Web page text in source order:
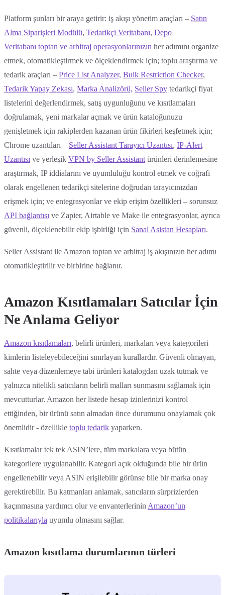
Platform şunları bir araya getirir: iş akışı yönetim araçları – Satın
Alma Siparişleri Modülü, Tedarikçi Veritabanı, Depo
Veritabanı toptan ve arbitraj operasyonlarınızın her adımını organize
etmek, otomatikleştirmek ve ölçeklendirmek için; toplu araştırma ve
tedarik araçları – Price List Analyzer, Bulk Restriction Checker,
Tedarik Yapay Zekası, Marka Analizörü, Seller Spy tedarikçi fiyat
listelerini değerlendirmek, satış uygunluğunu ve kısıtlamaları
doğrulamak, yeni markalar açmak ve ürün kataloğunuzu
genişletmek için rakiplerden kazanan ürün fikirleri keşfetmek için;
Chrome uzantıları – Seller Assistant Tarayıcı Uzantısı, IP-Alert
Uzantısı ve yerleşik VPN by Seller Assistant ürünleri derinlemesine
araştırmak, IP iddialarını ve uyumluluğu kontrol etmek ve coğrafi
olarak engellenen tedarikçi sitelerine doğrudan tarayıcınızdan
erişmek için; ve entegrasyonlar ve ekip erişim özellikleri – sorunsuz
API bağlantısı ve Zapier, Airtable ve Make ile entegrasyonlar, ayrıca
güvenli, ölçeklenebilir ekip işbirliği için Sanal Asistan Hesapları.
Seller Assistant ile Amazon toptan ve arbitraj iş akışınızın her adımı
otomatikleştirilir ve birbirine bağlanır.
Amazon Kısıtlamaları Satıcılar İçin
Ne Anlama Geliyor
Amazon kısıtlamaları, belirli ürünleri, markaları veya kategorileri
kimlerin listeleyebileceğini sınırlayan kurallardır. Güvenli olmayan,
sahte veya düzenlemeye tabi ürünleri katalogdan uzak tutmak ve
yalnızca nitelikli satıcıların belirli malları sunmasını sağlamak için
mevcutturlar. Amazon her listede hesap izinlerinizi kontrol
ettiğinden, bir ürünü satın almadan önce durumunu onaylamak çok
önemlidir - özellikle toplu tedarik yaparken.
Kısıtlamalar tek tek ASIN’lere, tüm markalara veya bütün
kategorilere uygulanabilir. Kategori açık olduğunda bile bir ürün
engellenebilir veya ASIN erişilebilir görünse bile bir marka onay
gerektirebilir. Bu katmanları anlamak, satıcıların sürprizlerden
kaçınmasına yardımcı olur ve envanterlerinin Amazon’un
politikalarıyla uyumlu olmasını sağlar.
Amazon kısıtlama durumlarının türleri